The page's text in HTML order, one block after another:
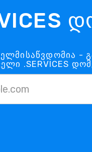
-
.SERVICES